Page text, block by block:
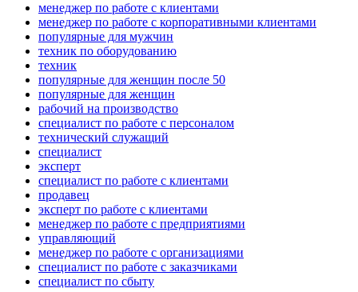
менеджер по работе с клиентами
менеджер по работе с корпоративными клиентами
популярные для мужчин
техник по оборудованию
техник
популярные для женщин после 50
популярные для женщин
рабочий на производство
специалист по работе с персоналом
технический служащий
специалист
эксперт
специалист по работе с клиентами
продавец
эксперт по работе с клиентами
менеджер по работе с предприятиями
управляющий
менеджер по работе с организациями
специалист по работе с заказчиками
специалист по сбыту